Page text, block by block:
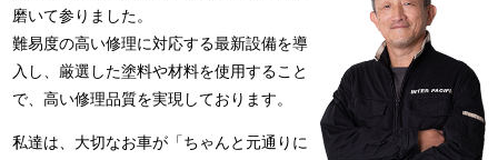
磨いて参りました。
難易度の高い修理に対応する最新設備を導
入し、厳選した塗料や材料を使用すること
で、高い修理品質を実現しております。
私達は、大切なお車が「ちゃんと元通りに